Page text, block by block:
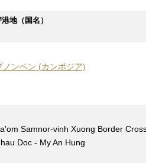
地（国名）
ノンペン (カンボジア)
Samnor-vinh Xuong Border
Doc - My An Hung